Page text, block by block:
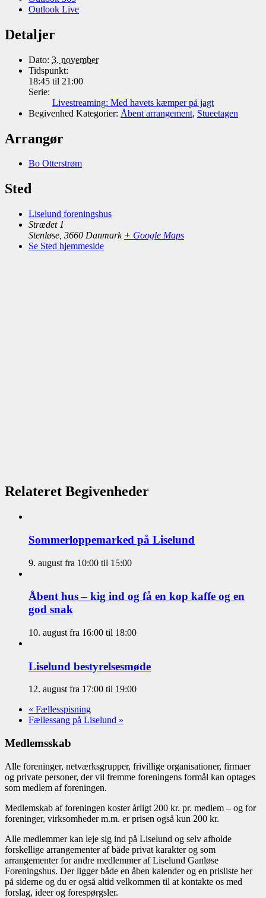
Outlook Live
Detaljer
Dato: 3. november
Tidspunkt:
18:45 til 21:00
Serie:
Livestreaming: Med havets kæmper på jagt
Begivenhed Kategorier: Åbent arrangement, Stueetagen
Arrangør
Bo Otterstrøm
Sted
Liselund foreningshus
Strædet 1
Stenløse 3660 Danmark + Google Maps
Se Sted hjemmeside
Relateret Begivenheder
Sommerloppemarked på Liselund
9. august fra 10:00 til 15:00
Åbent hus – kig ind og få en kop kaffe og en
god snak
10. august fra 16:00 til 18:00
Liselund bestyrelsesmøde
12. august fra 17:00 til 19:00
« Fællesspisning
Fællessang på Liselund »
Medlemsskab
Alle foreninger, netværksgrupper, frivillige organisationer, firmaer
og private personer, der vil fremme foreningens formål kan optages
som medlem af foreningen.
Medlemskab af foreningen koster årligt 200 kr. pr. medlem – og for
foreninger, virksomheder m.m. er prisen også kun 200 kr.
Alle medlemmer kan leje sig ind på Liselund og selv afholde
forskellige arrangementer af både privat karakter og som
arrangementer for andre medlemmer af Liselund Ganløse
Foreningshus. Der ligger både en åben kalender og en prisliste her
på siderne og du er også altid velkommen til at kontakte os med
forslag, ideer og forespørgsler.